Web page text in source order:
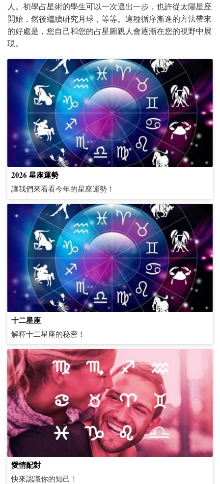
人。初學占星術的學生可以一次邁出一步，也許從太陽星座
開始，然後繼續研究月球，等等。這種循序漸進的方法帶來
的好處是，您自己和您的占星圖親人會逐漸在您的視野中展
現。
2026 星座運勢
讓我們來看看今年的星座運勢！
十二星座
解釋十二星座的秘密！
愛情配對
快來認識你的知己！